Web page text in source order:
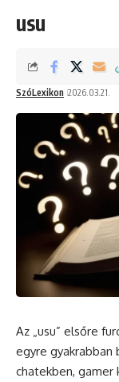
usu
SzóLexikon 2026.03.21.
Az „usu” elsőre
egyre gyakrabban
chatekben, gamer